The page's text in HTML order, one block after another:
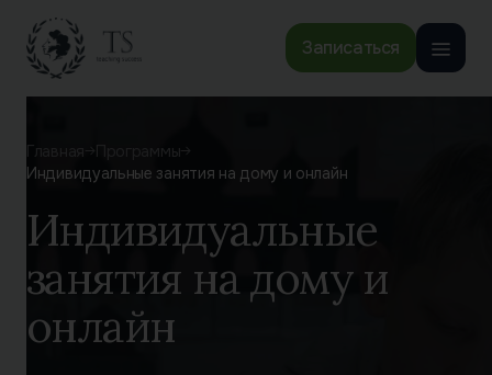
Записаться
Главная
Программы
Индивидуальные занятия на дому и онлайн
Индивидуальные
занятия на дому и
онлайн